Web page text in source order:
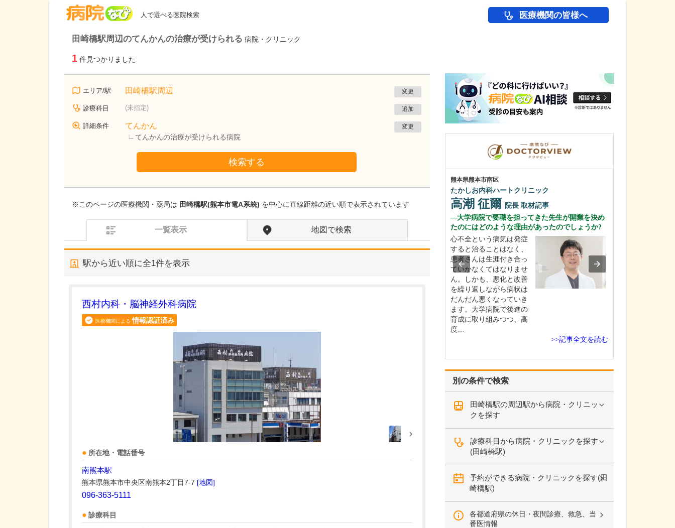
人で選べる医院検索 医療機関の皆様へ
田崎橋駅周辺のてんかんの治療が受けられる 病院・クリニック
1 件見つかりました
エリア/駅 田崎橋駅周辺 変更
診療科目 (未指定) 追加
詳細条件 てんかん
てんかんの治療が受けられる病院
変更
検索する
※このページの医療機関・薬局は 田崎橋駅(熊本市電A系統) を中心に直線距離の近い順で表示されています
一覧表示 地図で検索
駅から近い順に全1件を表示
西村内科・脳神経外科病院
医療機関による 情報認証済み
所在地・電話番号
南熊本駅
熊本県熊本市中央区南熊本2丁目7-7 [地図]
096-363-5111
診療科目
別の条件で検索
田崎橋駅の周辺駅から病院・クリニッ
クを探す
診療科目から病院・クリニックを探す
(田崎橋駅)
予約ができる病院・クリニックを探す(田
崎橋駅)
各都道府県の休日・夜間診療、救急、当
番医情報
熊本県熊本市南区
たかしお内科ハートクリニック
高潮 征爾 院長 取材記事
大学病院で要職を担ってきた先生が開業を決め
たのにはどのような理由があったのでしょうか?
心不全という病気は発症
すると治ることはなく、
患者さんは生涯付き合っ
ていかなくてはなりませ
ん。しかも、悪化と改善
を繰り返しながら病状は
だんだん悪くなっていき
ます。大学病院で後進の
育成に取り組みつつ、高
度…
>>記事全文を読む
ありずみ消化器内科
有住 忠晃院長取材記事
うですね。この場所を選んだ理由を教えてくださ
自分の健康について過信